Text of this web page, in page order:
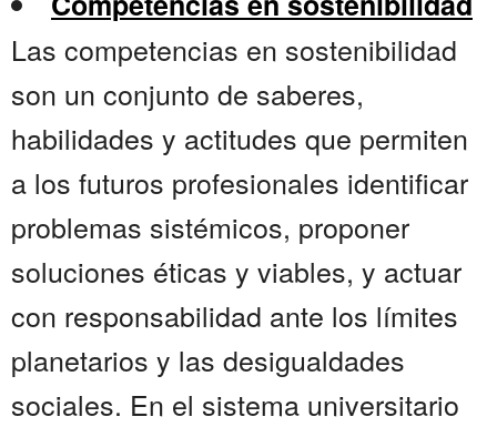
Las competencias en sostenibilidad
son un conjunto de saberes,
habilidades y actitudes que permiten
a los futuros profesionales identificar
problemas sistémicos, proponer
soluciones éticas y viables, y actuar
con responsabilidad ante los límites
planetarios y las desigualdades
sociales. En el sistema universitario